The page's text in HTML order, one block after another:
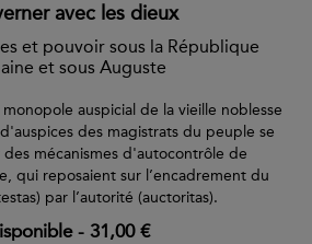
avec les dieux
et pouvoir sous la République
et sous Auguste
auspicial de la vieille noblesse
des magistrats du peuple se
mécanismes d'autocontrôle de
qui reposaient sur l’encadrement du
par l’autorité (auctoritas).
- 31,00 €